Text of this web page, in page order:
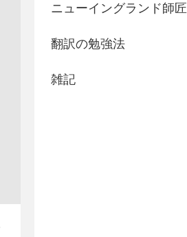
ニューイングランド師匠
翻訳の勉強法
雑記